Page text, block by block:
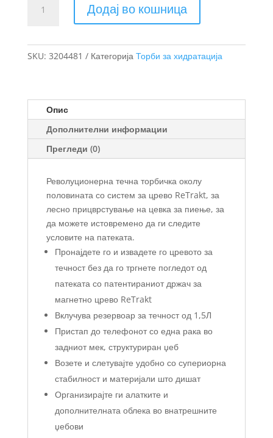
со
количина
Додај во кошница
SKU: 3204481 Категорија Торби за хидратација
Опис
Дополнителни информации
Прегледи (0)
Револуционерна течна торбичка околу
половината со систем за црево ReTrakt, за
лесно прицврстување на цевка за пиење, за
да можете истовремено да ги следите
условите на патеката.
Пронајдете го и извадете го цревото за
течност без да го тргнете погледот од
патеката со патентираниот држач за
магнетно црево ReTrakt
Вклучува резервоар за течност од 1,5Л
Пристап до телефонот со една рака во
задниот мек, структуриран џеб
Возете и слетувајте удобно со супериорна
стабилност и материјали што дишат
Организирајте ги алатките и
дополнителната облека во внатрешните
џебови